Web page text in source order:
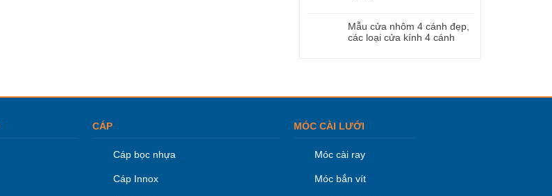
Mẫu cửa nhôm 4 cánh đẹp,
các loại cửa kính 4 cánh
CÁP
Cáp bọc nhựa
Cáp Innox
MÓC CÀI LƯỚI
Móc cài ray
Móc bắn vít